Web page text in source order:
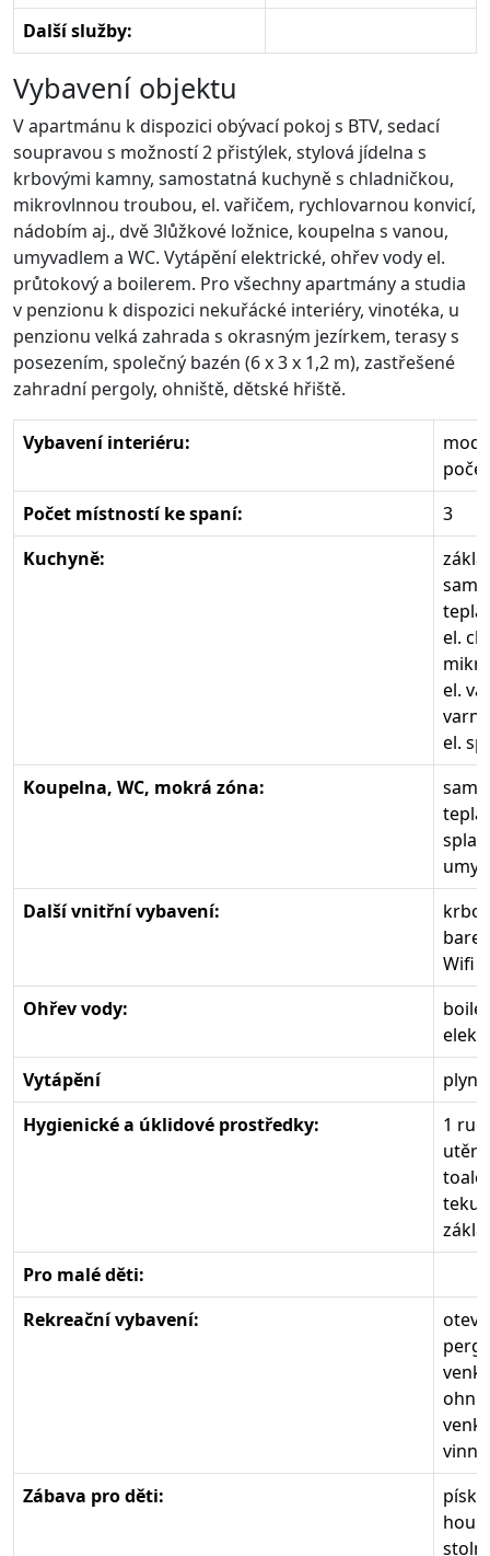
Další služby:
Vybavení objektu
V apartmánu k dispozici obývací pokoj s BTV, sedací
soupravou s možností 2 přistýlek, stylová jídelna s
krbovými kamny, samostatná kuchyně s chladničkou,
mikrovlnnou troubou, el. vařičem, rychlovarnou konvicí,
nádobím aj., dvě 3lůžkové ložnice, koupelna s vanou,
umyvadlem a WC. Vytápění elektrické, ohřev vody el.
průtokový a boilerem. Pro všechny apartmány a studia
v penzionu k dispozici nekuřácké interiéry, vinotéka, u
penzionu velká zahrada s okrasným jezírkem, terasy s
posezením, společný bazén (6 x 3 x 1,2 m), zastřešené
zahradní pergoly, ohniště, dětské hřiště.
Vybavení interiéru:
Počet místností ke spaní:
3
Kuchyně:
teplá
el.
el.
el.
Koupelna, WC, mokrá zóna:
teplá
Další vnitřní vybavení:
Wifi
Ohřev vody:
boiler
Vytápění
Hygienické a úklidové prostředky:
1
Pro malé děti:
Rekreační vybavení:
Zábava pro děti: